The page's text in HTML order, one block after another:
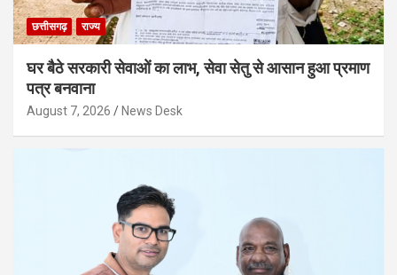
छत्तीसगढ़ राज्य
घर बैठे सरकारी सेवाओं का लाभ, सेवा सेतु से आसान हुआ प्रमाण
पत्र बनवाना
August 7, 2026 News Desk